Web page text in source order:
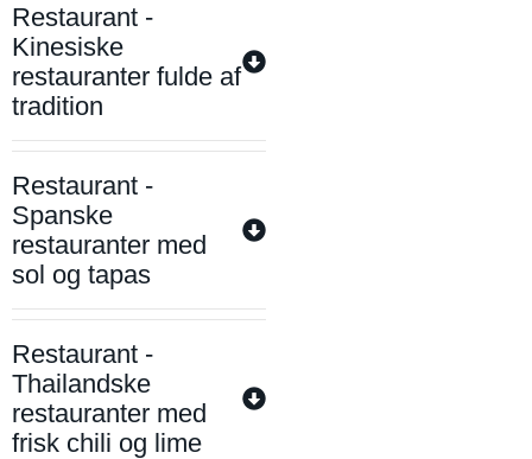
Restaurant -
Kinesiske
restauranter fulde af
tradition
Restaurant -
Spanske
restauranter med
sol og tapas
Restaurant -
Thailandske
restauranter med
frisk chili og lime